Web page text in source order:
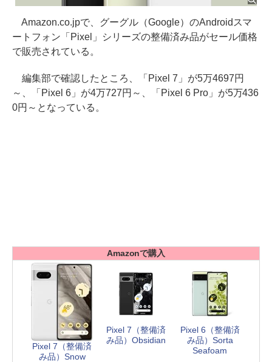
Amazon.co.jpで、グーグル（Google）のAndroidスマ
ートフォン「Pixel」シリーズの整備済み品がセール価格
で販売されている。
編集部で確認したところ、「Pixel 7」が5万4697円
～、「Pixel 6」が4万727円～、「Pixel 6 Pro」が5万436
0円～となっている。
Amazonで購入
Pixel 7（整備済
み品）Snow
Pixel 7（整備済
み品）Obsidian
Pixel 6（整備済
み品）Sorta
Seafoam